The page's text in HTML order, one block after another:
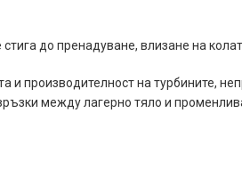
до пренадуване, влизане на
производителност на турбините,
между лагерно тяло и